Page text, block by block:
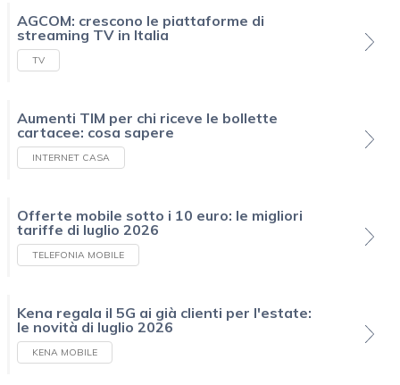
AGCOM: crescono le piattaforme di
streaming TV in Italia
TV
Aumenti TIM per chi riceve le bollette
cartacee: cosa sapere
INTERNET CASA
Offerte mobile sotto i 10 euro: le migliori
tariffe di luglio 2026
TELEFONIA MOBILE
Kena regala il 5G ai già clienti per l'estate:
le novità di luglio 2026
KENA MOBILE